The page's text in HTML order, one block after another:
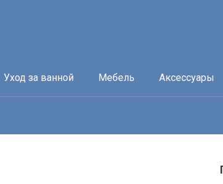
Уход за ванной Мебель Аксессуары